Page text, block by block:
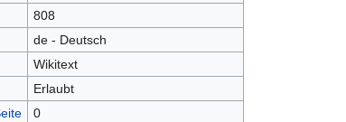
808
de - Deutsch
Wikitext
Erlaubt
0